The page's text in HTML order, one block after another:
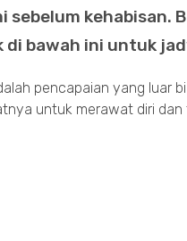
sebelum
di bawah ini untuk
pencapaian yang luar
untuk merawat diri